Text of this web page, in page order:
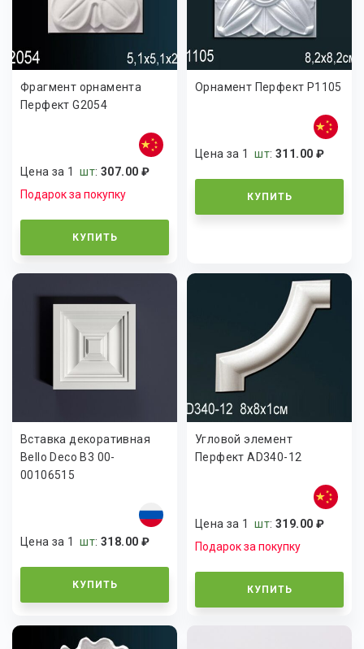
Фрагмент орнамента
Перфект G2054
Цена за 1шт:307.00 ₽
Подарок за покупку
КУПИТЬ
Орнамент Перфект P1105
Цена за 1шт:311.00 ₽
КУПИТЬ
Вставка декоративная
Bello Deco В3 00-
00106515
Цена за 1шт:318.00 ₽
КУПИТЬ
Угловой элемент
Перфект AD340-12
Цена за 1шт:319.00 ₽
Подарок за покупку
КУПИТЬ